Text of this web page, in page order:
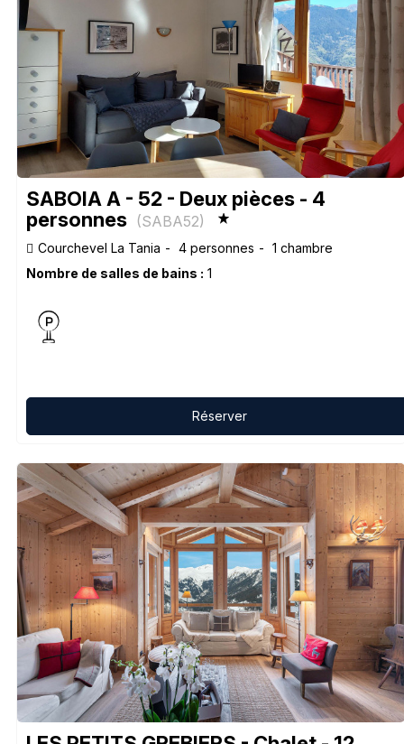
SABOIA A - 52 - Deux pièces - 4
personnes (SABA52)
Courchevel La Tania 4 personnes
1 chambre
Nombre de salles de bains : 1
Réserver